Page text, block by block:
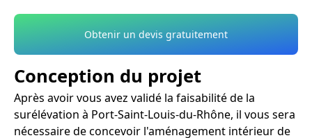
Obtenir un devis gratuitement
Conception du projet
Après avoir vous avez validé la faisabilité de la
surélévation à Port-Saint-Louis-du-Rhône, il vous sera
nécessaire de concevoir l'aménagement intérieur de